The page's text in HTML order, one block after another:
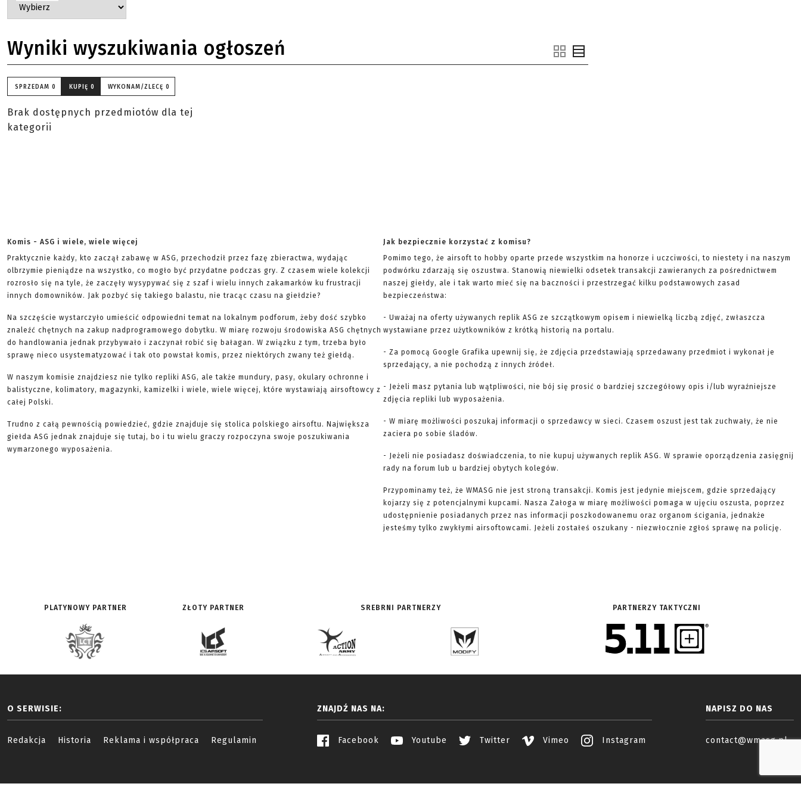
Wyniki wyszukiwania ogłoszeń
SPRZEDAM 0 KUPIĘ 0 WYKONAM/ZLECĘ 0
Brak dostępnych przedmiotów dla tej
kategorii
Komis - ASG i wiele, wiele więcej
Praktycznie każdy, kto zaczął zabawę w ASG, przechodził przez fazę zbieractwa, wydając
olbrzymie pieniądze na wszystko, co mogło być przydatne podczas gry. Z czasem wiele kolekcji
rozrosło się na tyle, że zaczęły wysypywać się z szaf i wielu innych zakamarków ku frustracji
innych domowników. Jak pozbyć się takiego balastu, nie tracąc czasu na giełdzie?
Na szczęście wystarczyło umieścić odpowiedni temat na lokalnym podforum, żeby dość szybko
znaleźć chętnych na zakup nadprogramowego dobytku. W miarę rozwoju środowiska ASG chętnych
do handlowania jednak przybywało i zaczynał robić się bałagan. W związku z tym, trzeba było
sprawę nieco usystematyzować i tak oto powstał komis, przez niektórych zwany też giełdą.
W naszym komisie znajdziesz nie tylko repliki ASG, ale także mundury, pasy, okulary ochronne i
balistyczne, kolimatory, magazynki, kamizelki i wiele, wiele więcej, które wystawiają airsoftowcy z
całej Polski.
Trudno z całą pewnością powiedzieć, gdzie znajduje się stolica polskiego airsoftu. Największa
giełda ASG jednak znajduje się tutaj, bo i tu wielu graczy rozpoczyna swoje poszukiwania
wymarzonego wyposażenia.
Jak bezpiecznie korzystać z komisu?
Pomimo tego, że airsoft to hobby oparte przede wszystkim na honorze i uczciwości, to niestety i na naszym
podwórku zdarzają się oszustwa. Stanowią niewielki odsetek transakcji zawieranych za pośrednictwem
naszej giełdy, ale i tak warto mieć się na baczności i przestrzegać kilku podstawowych zasad
bezpieczeństwa:
- Uważaj na oferty używanych replik ASG ze szczątkowym opisem i niewielką liczbą zdjęć, zwłaszcza
wystawiane przez użytkowników z krótką historią na portalu.
- Za pomocą Google Grafika upewnij się, że zdjęcia przedstawiają sprzedawany przedmiot i wykonał je
sprzedający, a nie pochodzą z innych źródeł.
- Jeżeli masz pytania lub wątpliwości, nie bój się prosić o bardziej szczegółowy opis i/lub wyraźniejsze
zdjęcia repliki lub wyposażenia.
- W miarę możliwości poszukaj informacji o sprzedawcy w sieci. Czasem oszust jest tak zuchwały, że nie
zaciera po sobie śladów.
- Jeżeli nie posiadasz doświadczenia, to nie kupuj używanych replik ASG. W sprawie oporządzenia zasięgnij
rady na forum lub u bardziej obytych kolegów.
Przypominamy też, że WMASG nie jest stroną transakcji. Komis jest jedynie miejscem, gdzie sprzedający
kojarzy się z potencjalnymi kupcami. Nasza Załoga w miarę możliwości pomaga w ujęciu oszusta, poprzez
udostępnienie posiadanych przez nas informacji poszkodowanemu oraz organom ścigania, jednakże
jesteśmy tylko zwykłymi airsoftowcami. Jeżeli zostałeś oszukany - niezwłocznie zgłoś sprawę na policję.
PLATYNOWY PARTNER ZŁOTY PARTNER SREBRNI PARTNERZY PARTNERZY TAKTYCZNI
O SERWISIE:
Redakcja Historia Reklama i współpraca Regulamin
ZNAJDŹ NAS NA:
Facebook Youtube Twitter Vimeo Instagram
NAPISZ DO NAS
contact@wmasg.pl